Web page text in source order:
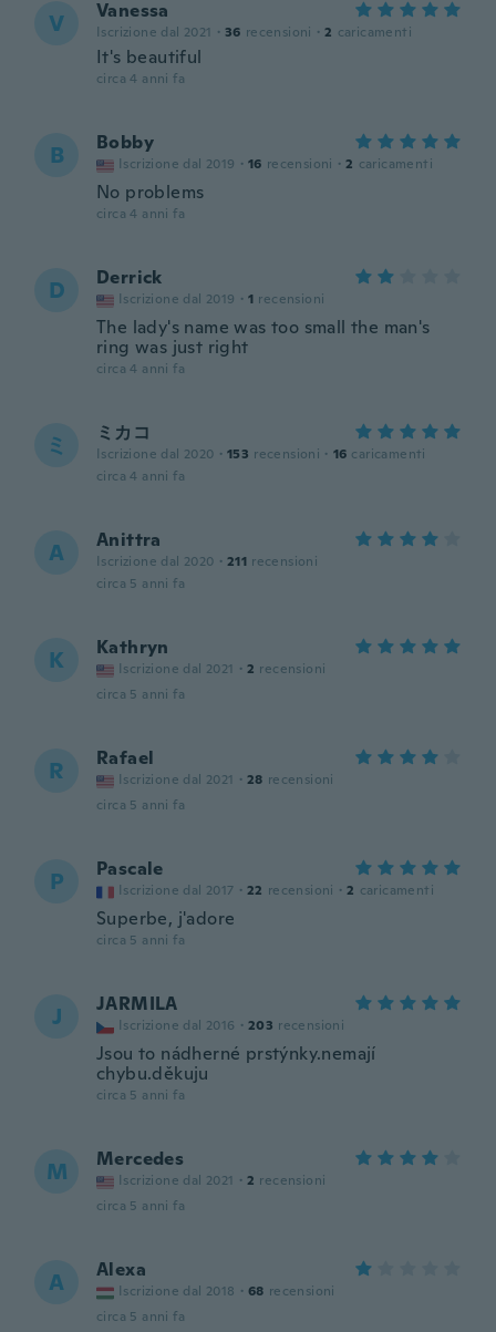
V Vanessa
Iscrizione dal 2021 · 36 recensioni · 2 caricamenti
It's beautiful
circa 4 anni fa
B Bobby
Iscrizione dal 2019 · 16 recensioni · 2 caricamenti
No problems
circa 4 anni fa
D Derrick
Iscrizione dal 2019 · 1 recensioni
The lady's name was too small the man's
ring was just right
circa 4 anni fa
ミ ミカコ
Iscrizione dal 2020 · 153 recensioni · 16 caricamenti
circa 4 anni fa
A Anittra
Iscrizione dal 2020 · 211 recensioni
circa 5 anni fa
K Kathryn
Iscrizione dal 2021 · 2 recensioni
circa 5 anni fa
R Rafael
Iscrizione dal 2021 · 28 recensioni
circa 5 anni fa
P Pascale
Iscrizione dal 2017 · 22 recensioni · 2 caricamenti
Superbe, j'adore
circa 5 anni fa
J JARMILA
Iscrizione dal 2016 · 203 recensioni
Jsou to nádherné prstýnky.nemají
chybu.děkuju
circa 5 anni fa
M Mercedes
Iscrizione dal 2021 · 2 recensioni
circa 5 anni fa
A Alexa
Iscrizione dal 2018 · 68 recensioni
circa 5 anni fa